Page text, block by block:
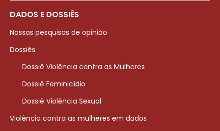
DADOS E DOSSIÊS
Nossas pesquisas de opinião
Dossiês
Dossiê Violência contra as Mulheres
Dossiê Feminicídio
Dossiê Violência Sexual
Violência contra as mulheres em dados